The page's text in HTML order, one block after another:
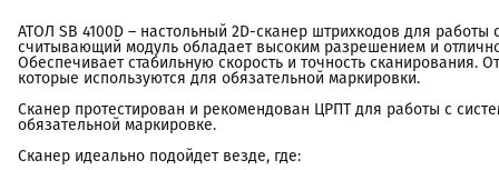
АТОЛ SB 4100D – настольный 2D-сканер штрихкодов для
считывающий модуль обладает высоким разрешением и
Обеспечивает стабильную скорость и точность сканирования.
которые используются для обязательной маркировки.
Сканер протестирован и рекомендован ЦРПТ для работы с
обязательной маркировке.
Сканер идеально подойдет везде, где: